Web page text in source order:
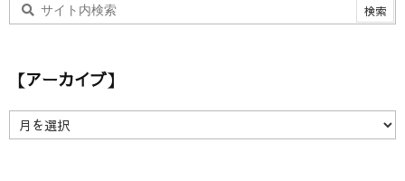
【アーカイブ】
ア